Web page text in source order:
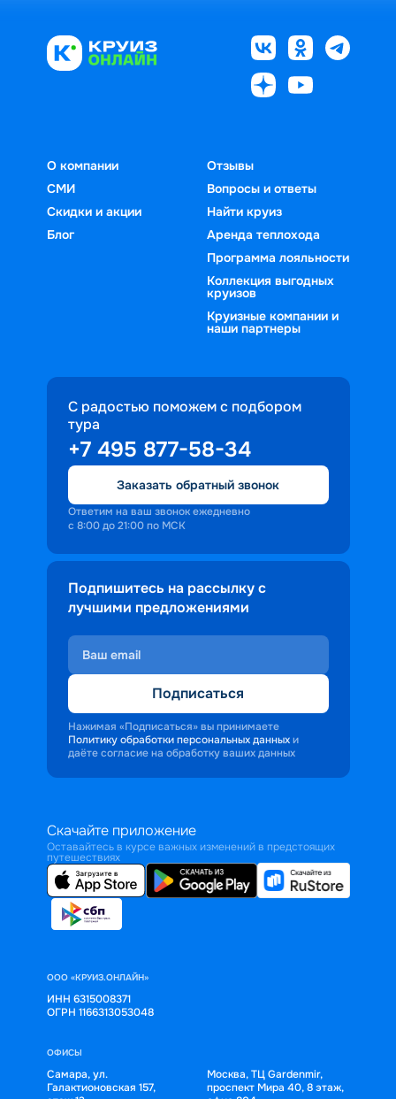
О компании
СМИ
Скидки и акции
Блог
Отзывы
Вопросы и ответы
Найти круиз
Аренда теплохода
Программа лояльности
Коллекция выгодных
круизов
Круизные компании и
наши партнеры
С радостью поможем с подбором
тура
+7 495 877-58-34
Заказать обратный звонок
Ответим на ваш звонок ежедневно
с 8:00 до 21:00 по МСК
Подпишитесь на рассылку с
лучшими предложениями
Подписаться
Нажимая «Подписаться» вы принимаете
Политику обработки персональных данных и
даёте согласие на обработку ваших данных
Скачайте приложение
Оставайтесь в курсе важных изменений в предстоящих
путешествиях
ООО «КРУИЗ.ОНЛАЙН»
ИНН 6315008371
ОГРН 1166313053048
ОФИСЫ
Самара, ул.
Галактионовская 157,
Москва, ТЦ Gardenmir,
проспект Мира 40, 8 этаж,